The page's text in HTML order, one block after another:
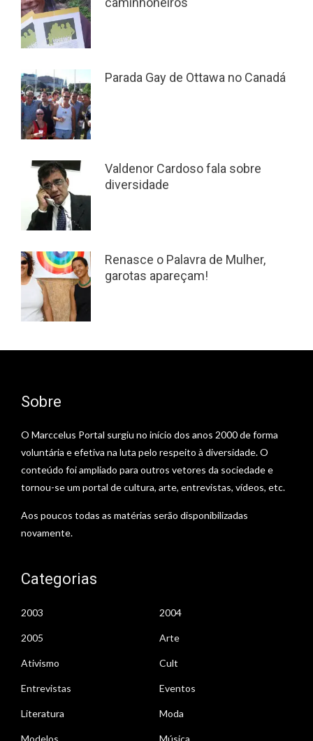
Parada Gay de Ottawa no Canadá
Valdenor Cardoso fala sobre
diversidade
Renasce o Palavra de Mulher,
garotas apareçam!
Sobre
O Marccelus Portal surgiu no início dos anos 2000 de forma
voluntária e efetiva na luta pelo respeito à diversidade. O
conteúdo foi ampliado para outros vetores da sociedade e
tornou-se um portal de cultura, arte, entrevistas, vídeos, etc.
Aos poucos todas as matérias serão disponibilizadas
novamente.
Categorias
2003 2004
2005 Arte
Ativismo Cult
Entrevistas Eventos
Literatura Moda
Modelos Música